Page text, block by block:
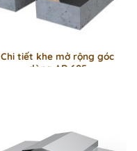
Chi tiết khe mở rộng góc
dòng AR 605